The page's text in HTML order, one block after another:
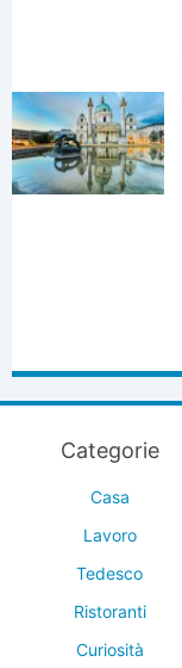
Categorie
Casa
Lavoro
Tedesco
Ristoranti
Curiosità